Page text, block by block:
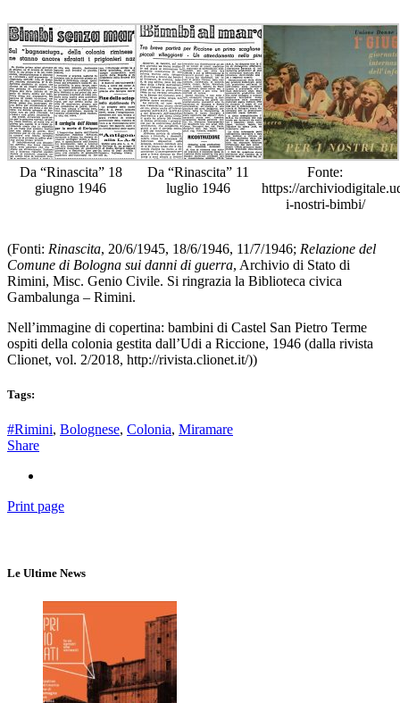
Da “Rinascita” 18
giugno 1946
Da “Rinascita” 11
luglio 1946
Fonte:
https://
i-nostri-bimbi/
(Fonti: Rinascita, 20/6/1945, 18/6/1946, 11/7/1946; Relazione del
Comune di Bologna sui danni di guerra, Archivio di Stato di
Rimini, Misc. Genio Civile. Si ringrazia la Biblioteca civica
Gambalunga – Rimini.
Nell’immagine di copertina: bambini di Castel San Pietro Terme
ospiti della colonia gestita dall’Udi a Riccione, 1946 (dalla rivista
Clionet, vol. 2/2018, http://rivista.clionet.it/))
Tags:
#Rimini, Bolognese, Colonia, Miramare
Share
Print page
Le Ultime News